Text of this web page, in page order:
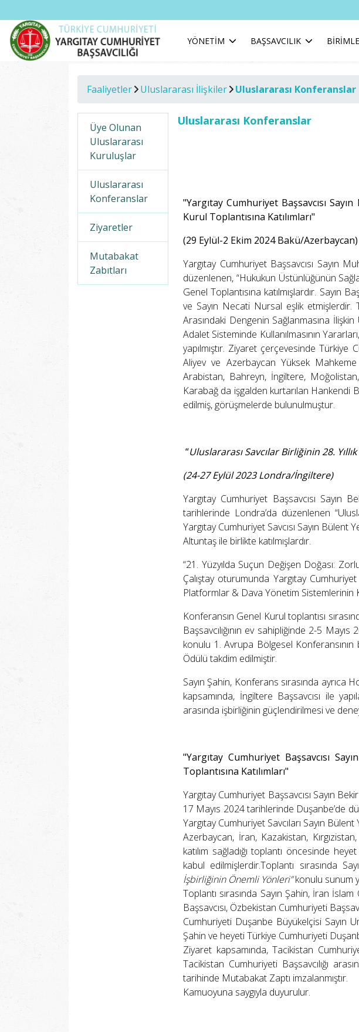
YÖNETİM BAŞSAVCILIK
Faaliyetler Uluslararası İlişkiler Uluslararası Konferanslar
Üye Olunan
Uluslararası
Kuruluşlar
Uluslararası
Konferanslar
Ziyaretler
Mutabakat
Zabıtları
Uluslararası Konferanslar
"Yargıtay Cumhuriyet Başsavcısı
Kurul Toplantısına Katılımları"
(29 Eylül-2 Ekim 2024 Bakü/Azerbaycan)
Yargıtay Cumhuriyet Başsavcısı Sayın
düzenlenen, “Hukukun Üstünlüğünün
Genel Toplantısına katılmışlardır. Sayın
ve Sayın Necati Nursal eşlik etmişlerdir.
Arasındaki Dengenin Sağlanmasına
Adalet Sisteminde Kullanılmasının
yapılmıştır. Ziyaret çerçevesinde Türkiye
Aliyev ve Azerbaycan Yüksek
Arabistan, Bahreyn, İngiltere,
Karabağ da işgalden kurtarılan Hankendi
edilmiş, görüşmelerde bulunulmuştur.
“Uluslararası Savcılar Birliğinin 28.
(24-27 Eylül 2023 Londra/İngiltere)
Yargıtay Cumhuriyet Başsavcısı Sayın
tarihlerinde Londra’da düzenlenen
Yargıtay Cumhuriyet Savcısı Sayın Bülent
Altuntaş ile birlikte katılmışlardır.
“21. Yüzyılda Suçun Değişen Doğası:
Çalıştay oturumunda Yargıtay
Platformlar & Dava Yönetim Sistemlerinin
Konferansın Genel Kurul toplantısı
Başsavcılığının ev sahipliğinde 2-5
konulu 1. Avrupa Bölgesel Konferansının
Ödülü takdim edilmiştir.
Sayın Şahin, Konferans sırasında ayrıca
kapsamında, İngiltere Başsavcısı ile
arasında işbirliğinin güçlendirilmesi ve
"Yargıtay Cumhuriyet Başsavcısı
Toplantısına Katılımları"
Yargıtay Cumhuriyet Başsavcısı Sayın
17 Mayıs 2024 tarihlerinde Duşanbe’de
Yargıtay Cumhuriyet Savcıları Sayın
Azerbaycan, İran, Kazakistan,
katılım sağladığı toplantı öncesinde
kabul edilmişlerdir.Toplantı sırasında
İşbirliğinin Önemli Yönleri”konulu sunum
Toplantı sırasında Sayın Şahin, İran
Başsavcısı, Özbekistan Cumhuriyeti
Cumhuriyeti Duşanbe Büyükelçisi Sayın
Şahin ve heyeti Türkiye Cumhuriyeti
Ziyaret kapsamında, Tacikistan
Tacikistan Cumhuriyeti Başsavcılığı
tarihinde Mutabakat Zaptı imzalanmıştır.
Kamuoyuna saygıyla duyurulur.